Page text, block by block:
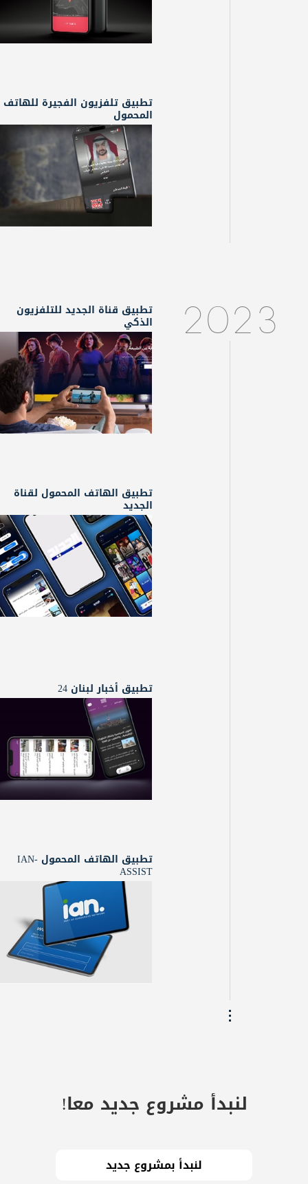
تطبيق تلفزيون الفجيرة للهاتف
المحمول
2023 تطبيق قناة الجديد للتلفزيون
الذكي
تطبيق الهاتف المحمول لقناة
الجديد
تطبيق أخبار لبنان 24
تطبيق الهاتف المحمول IAN-
ASSIST
لنبدأ مشروع جديد معا!